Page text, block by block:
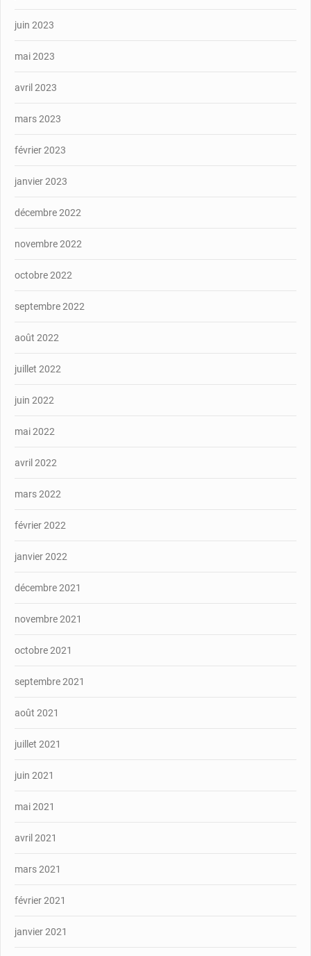
juin 2023
mai 2023
avril 2023
mars 2023
février 2023
janvier 2023
décembre 2022
novembre 2022
octobre 2022
septembre 2022
août 2022
juillet 2022
juin 2022
mai 2022
avril 2022
mars 2022
février 2022
janvier 2022
décembre 2021
novembre 2021
octobre 2021
septembre 2021
août 2021
juillet 2021
juin 2021
mai 2021
avril 2021
mars 2021
février 2021
janvier 2021